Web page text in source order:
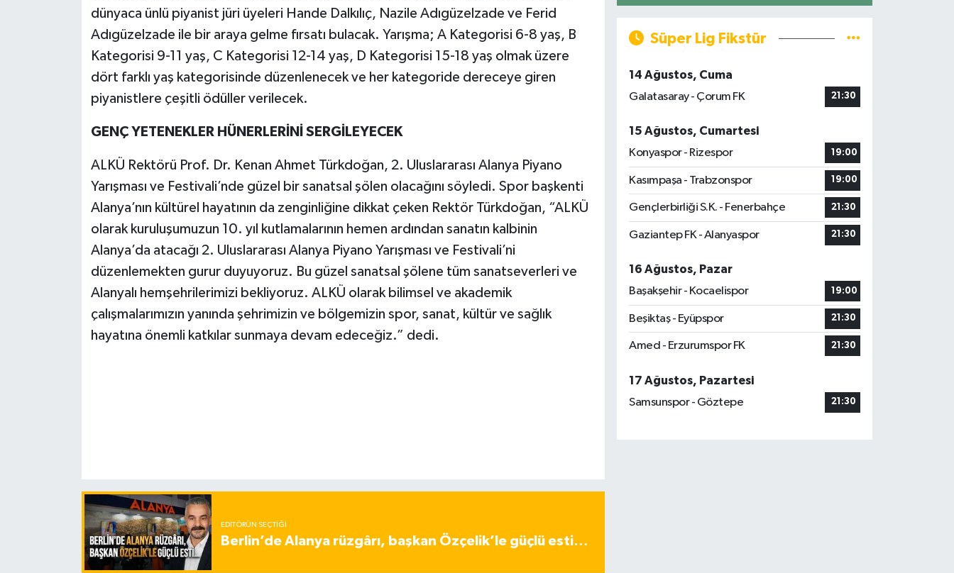
dünyaca ünlü piyanist jüri üyeleri Hande Dalkılıç, Nazile Adıgüzelzade ve Ferid
Adıgüzelzade ile bir araya gelme fırsatı bulacak. Yarışma; A Kategorisi 6-8 yaş, B
Kategorisi 9-11 yaş, C Kategorisi 12-14 yaş, D Kategorisi 15-18 yaş olmak üzere
dört farklı yaş kategorisinde düzenlenecek ve her kategoride dereceye giren
piyanistlere çeşitli ödüller verilecek.
GENÇ YETENEKLER HÜNERLERİNİ SERGİLEYECEK
ALKÜ Rektörü Prof. Dr. Kenan Ahmet Türkdoğan, 2. Uluslararası Alanya Piyano
Yarışması ve Festivali’nde güzel bir sanatsal şölen olacağını söyledi. Spor başkenti
Alanya’nın kültürel hayatının da zenginliğine dikkat çeken Rektör Türkdoğan, “ALKÜ
olarak kuruluşumuzun 10. yıl kutlamalarının hemen ardından sanatın kalbinin
Alanya’da atacağı 2. Uluslararası Alanya Piyano Yarışması ve Festivali’ni
düzenlemekten gurur duyuyoruz. Bu güzel sanatsal şölene tüm sanatseverleri ve
Alanyalı hemşehrilerimizi bekliyoruz. ALKÜ olarak bilimsel ve akademik
çalışmalarımızın yanında şehrimizin ve bölgemizin spor, sanat, kültür ve sağlık
hayatına önemli katkılar sunmaya devam edeceğiz.” dedi.
EDITÖRÜN SEÇTIĞI
Berlin’de Alanya rüzgârı, başkan Özçelik’le güçlü esti…
Süper Lig Fikstür
14 Ağustos, Cuma
Galatasaray - Çorum FK
21:30
15 Ağustos, Cumartesi
Konyaspor - Rizespor
19:00
Kasımpaşa - Trabzonspor 19:00
Gençlerbirliği S.K. - Fenerbahçe 21:30
Gaziantep FK - Alanyaspor 21:30
16 Ağustos, Pazar
Başakşehir - Kocaelispor
19:00
Beşiktaş - Eyüpspor 21:30
Amed - Erzurumspor FK 21:30
17 Ağustos, Pazartesi
Samsunspor - Göztepe
21:30